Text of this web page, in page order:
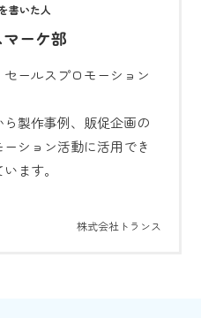
マーケ部
ールスプロモーション
ら製作事例、販促企画の
ション活動に活用でき
ます。
株式会社トランス